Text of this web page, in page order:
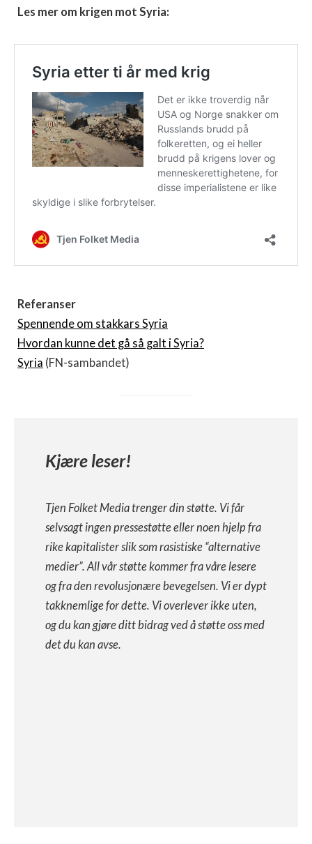
Les mer om krigen mot Syria:
Referanser
Spennende om stakkars Syria
Hvordan kunne det gå så galt i Syria?
Syria (FN-sambandet)
Kjære leser!
Tjen Folket Media trenger din støtte. Vi får
selvsagt ingen pressestøtte eller noen hjelp fra
rike kapitalister slik som rasistiske “alternative
medier”. All vår støtte kommer fra våre lesere
og fra den revolusjonære bevegelsen. Vi er dypt
takknemlige for dette. Vi overlever ikke uten,
og du kan gjøre ditt bidrag ved å støtte oss med
det du kan avse.